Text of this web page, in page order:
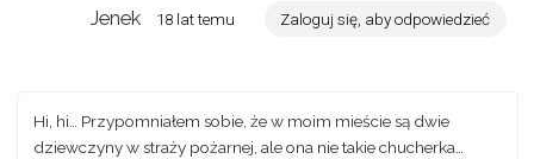
Jenek 18 lat temu Zaloguj się, aby odpowiedzieć
Hi, hi… Przypomniałem sobie, że w moim mieście są dwie
dziewczyny w straży pożarnej, ale ona nie takie chucherka…